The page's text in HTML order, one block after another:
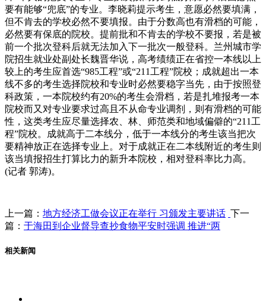
要有能够“兜底”的专业。李晓莉提示考生，意愿必然要填满，
但不肯去的学校必然不要填报。由于分数高也有滑档的可能，
必然要有保底的院校。提前批和不肯去的学校不要报，若是被
前一个批次登科后就无法加入下一批次一般登科。兰州城市学
院招生就业处副处长魏晋华说，高考绩绩正在省控一本线以上
较上的考生应首选“985工程”或“211工程”院校；成就超出一本
线不多的考生选择院校和专业时必然要稳字当先，由于按照登
科政策，一本院校约有20%的考生会滑档，若是扎堆报考一本
院校而又对专业要求过高且不从命专业调剂，则有滑档的可能
性，这类考生应尽量选择农、林、师范类和地域偏僻的“211工
程”院校。成就高于二本线分，低于一本线分的考生该当把次
要精神放正在选择专业上。对于成就正在二本线附近的考生则
该当填报招生打算比力的新升本院校，相对登科率比力高。
(记者 郭涛)。
上一篇： 地方经济工做会议正在举行 习颁发主要讲话 下一
篇： 于海田到企业督导查抄食物平安时强调 推进“两
相关新闻